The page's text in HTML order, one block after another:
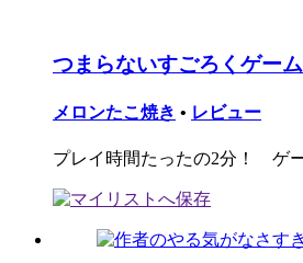
つまらないすごろくゲーム
メロンたこ焼き • レビュー
プレイ時間たったの2分！ ゲ